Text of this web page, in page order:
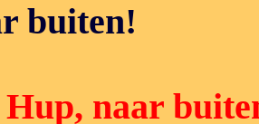
buiten!
Hup, naar